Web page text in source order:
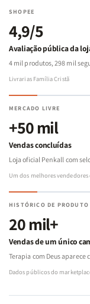
SHOPEE
4,9/5
Avaliação pública da
4 mil produtos, 298 mil
Livrarias Família Cristã
MERCADO LIVRE
+50 mil
Vendas concluídas
Loja oficial Penkall com
Um dos melhores
HISTÓRICO DE PRODUTO
20 mil+
Vendas de um único
Terapia com Deus aparece
Dados públicos do